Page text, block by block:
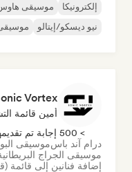
إلكترونيكا موسيقى
نيو ديسكو/إيتالو
Vortex
أمين قائمة
> 500 إجابة تم تقديمها
درام آند باسموسيقى
موسيقى الجراج
إضافة فنانين إلى قائمة